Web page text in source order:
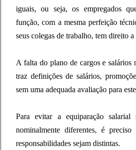
iguais, ou seja, os empregados
função, com a mesma perfeição
seus colegas de trabalho, tem direito
A falta do plano de cargos e salários
traz definições de salários,
sem uma adequada avaliação para
Para evitar a equiparação salarial
nominalmente diferentes, é
responsabilidades sejam distintas.